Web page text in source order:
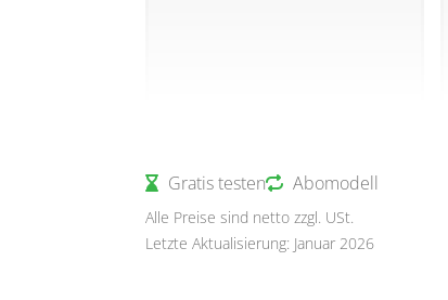
Gratis testen Abomodell
Alle Preise sind netto zzgl. USt.
Letzte Aktualisierung: Januar 2026